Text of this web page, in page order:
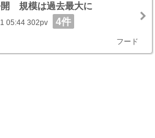
開 規模は過去最大に
05:44 302pv 4件
フード